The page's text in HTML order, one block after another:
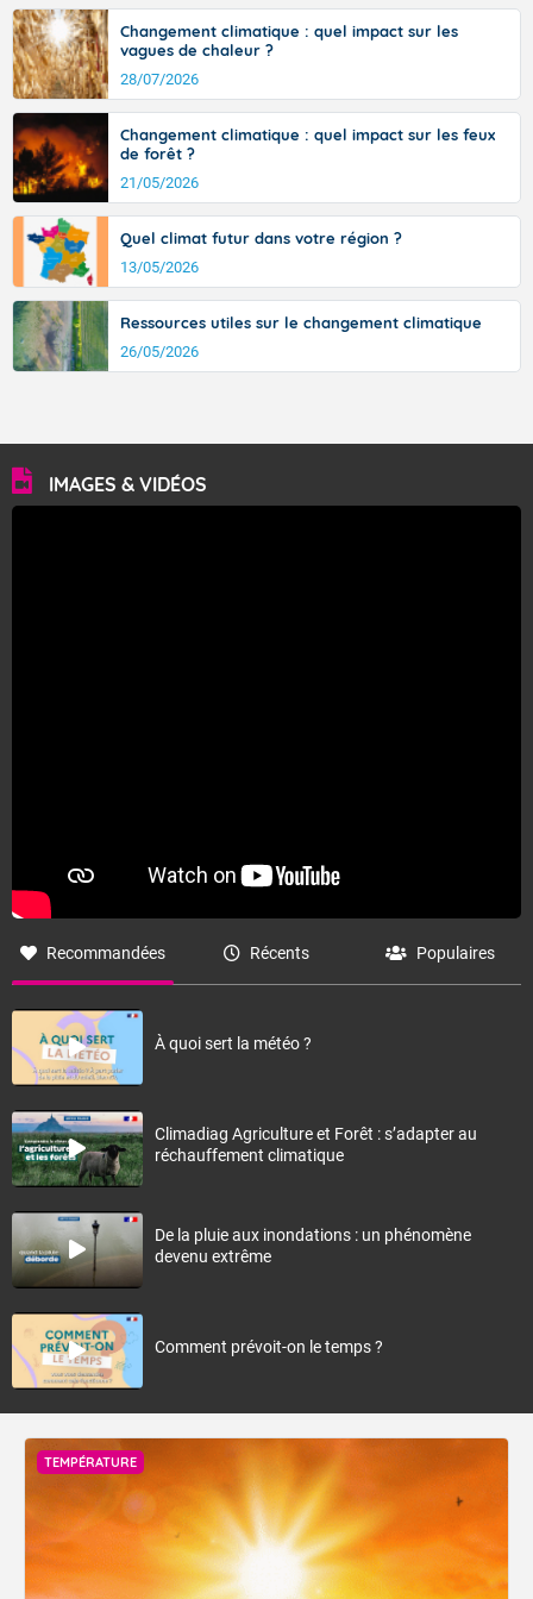
Températures minimales : 15 degrés.
Petit vent d'Est généralement faible.
Pour samedi après-midi.
Soleil et ciel bleu prédominent.
Températures maximales : 33 degrés. Ces
températures sont au-dessus des valeurs normalement
observées.
Vent faible.
Pour dimanche matin.
Soleil généreux.
Vent faible de direction variable.
Pour dimanche après-midi.
Changement climatique : quel impact sur les
vagues de chaleur ?
28/07/2026
Changement climatique : quel impact sur les feux
de forêt ?
21/05/2026
Quel climat futur dans votre région ?
13/05/2026
Ressources utiles sur le changement climatique
26/05/2026
IMAGES & VIDÉOS
Recommandées Récents Populaires
À quoi sert la météo ?
Climadiag Agriculture et Forêt : s’adapter au
réchauffement climatique
De la pluie aux inondations : un phénomène
devenu extrême
Comment prévoit-on le temps ?
TEMPÉRATURE